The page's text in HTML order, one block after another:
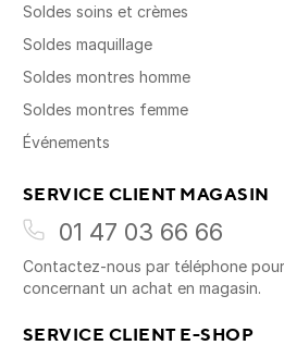
Soldes soins et crèmes
Soldes maquillage
Soldes montres homme
Soldes montres femme
Événements
SERVICE CLIENT MAGASIN
01 47 03 66 66
Contactez-nous par téléphone
concernant un achat en magasin.
SERVICE CLIENT E-SHOP